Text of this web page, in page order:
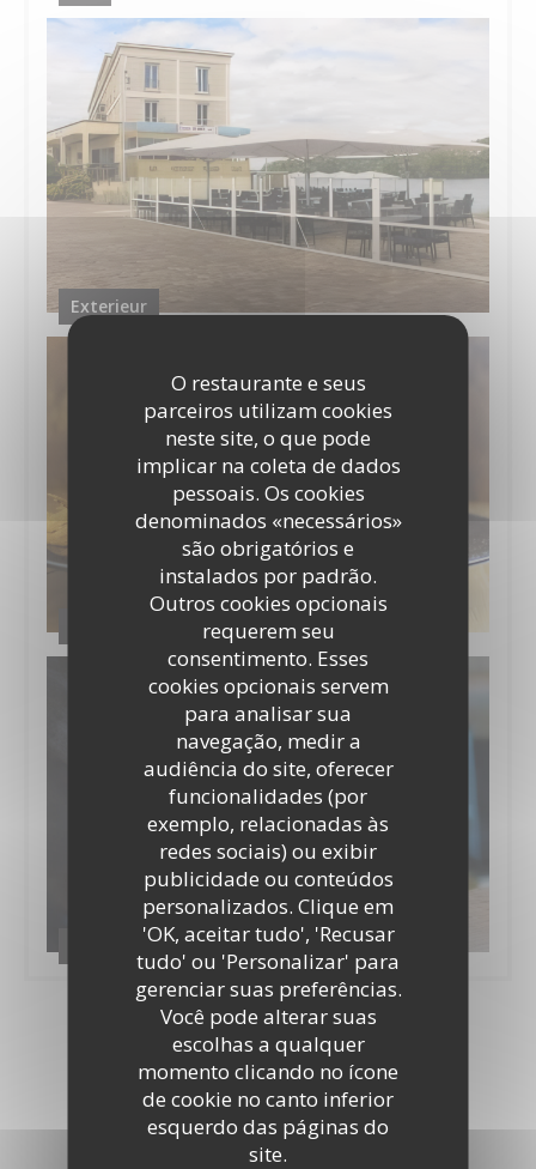
O restaurante e seus
parceiros utilizam cookies
neste site, o que pode
implicar na coleta de dados
pessoais. Os cookies
denominados «necessários»
são obrigatórios e
instalados por padrão.
Outros cookies opcionais
requerem seu
consentimento. Esses
cookies opcionais servem
para analisar sua
navegação, medir a
audiência do site, oferecer
funcionalidades (por
exemplo, relacionadas às
redes sociais) ou exibir
publicidade ou conteúdos
personalizados. Clique em
'OK, aceitar tudo', 'Recusar
tudo' ou 'Personalizar' para
gerenciar suas preferências.
Você pode alterar suas
escolhas a qualquer
momento clicando no ícone
de cookie no canto inferior
esquerdo das páginas do
site.
Exterieur
Tour virtual